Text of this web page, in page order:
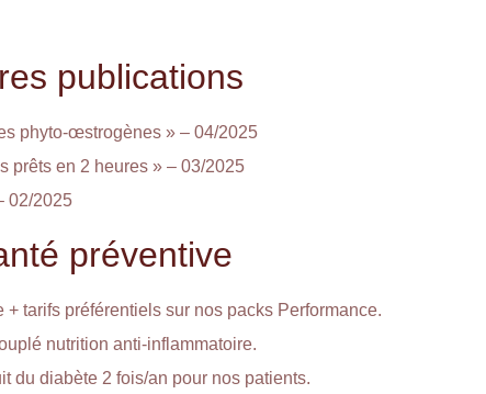
publications
phyto-œstrogènes » – 04/2025
prêts en 2 heures » – 03/2025
02/2025
préventive
+ tarifs préférentiels sur nos packs Performance.
nutrition anti-inflammatoire.
du diabète 2 fois/an pour nos patients.